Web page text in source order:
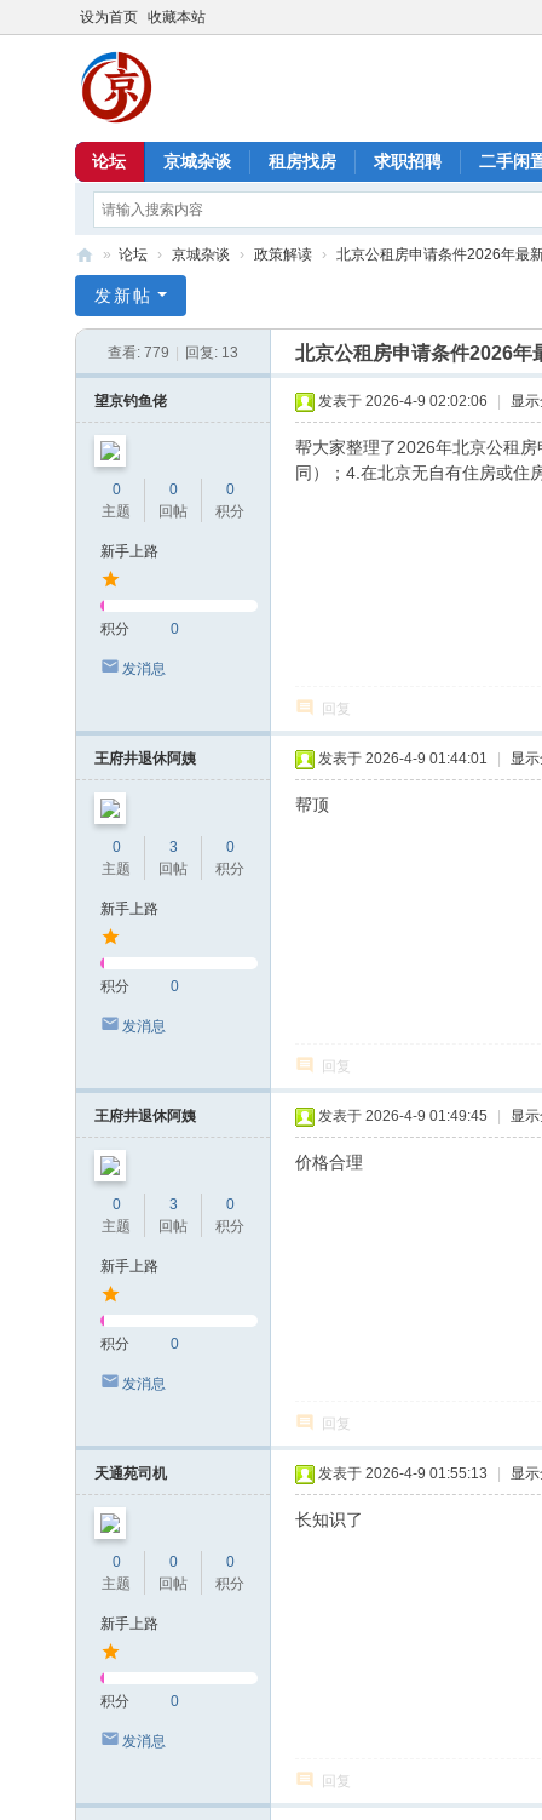
设为首页 收藏本站
论坛 京城杂谈 租房找房 求职招聘 二手闲
京
» 论坛 › 京城杂谈 › 政策解读 › 北京公租房申请条件2026年最
发新帖
查看: 779 回复: 13 北京公租房申请条件2026年
望京钓鱼佬
0
主题
0
回帖
0
积分
新手上路
积分 0
发消息
发表于 2026-4-9 02:02:06 显
帮大家整理了2026年北京公租
同）；4.在北京无自有住房或住
回复
王府井退休阿姨
0
主题
3
回帖
0
积分
新手上路
积分 0
发消息
发表于 2026-4-9 01:44:01 显
帮顶
回复
王府井退休阿姨
0
主题
3
回帖
0
积分
新手上路
积分 0
发消息
发表于 2026-4-9 01:49:45 显
价格合理
回复
天通苑司机
0
主题
0
回帖
0
积分
新手上路
积分 0
发消息
发表于 2026-4-9 01:55:13 显
长知识了
回复